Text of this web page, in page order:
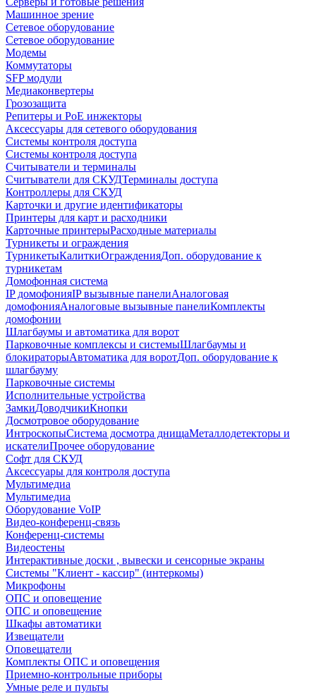
Машинное зрение
Сетевое оборудование
Сетевое оборудование
Модемы
Коммутаторы
SFP модули
Медиаконвертеры
Грозозащита
Репитеры и PoE инжекторы
Аксессуары для сетевого оборудования
Системы контроля доступа
Системы контроля доступа
Считыватели и терминалы
Считыватели для СКУДТерминалы доступа
Контроллеры для СКУД
Карточки и другие идентификаторы
Принтеры для карт и расходники
Карточные принтерыРасходные материалы
Турникеты и ограждения
ТурникетыКалиткиОгражденияДоп. оборудование к
турникетам
Домофонная система
IP домофонияIP вызывные панелиАналоговая
домофонияАналоговые вызывные панелиКомплекты
домофонии
Шлагбаумы и автоматика для ворот
Парковочные комплексы и системыШлагбаумы и
блокираторыАвтоматика для воротДоп. оборудование к
шлагбауму
Парковочные системы
Исполнительные устройства
ЗамкиДоводчикиКнопки
Досмотровое оборудование
ИнтроскопыСистема досмотра днищаМеталлодетекторы и
искателиПрочее оборудование
Софт для СКУД
Аксессуары для контроля доступа
Мультимедиа
Мультимедиа
Оборудование VoIP
Видео-конференц-связь
Конференц-системы
Видеостены
Интерактивные доски , вывески и сенсорные экраны
Системы "Клиент - кассир" (интеркомы)
Микрофоны
ОПС и оповещение
ОПС и оповещение
Шкафы автоматики
Извещатели
Оповещатели
Комплекты ОПС и оповещения
Приемно-контрольные приборы
Умные реле и пульты